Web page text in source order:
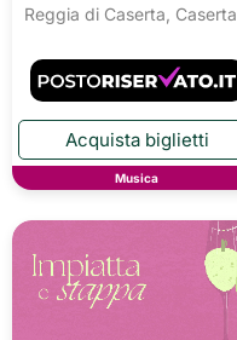
Reggia di Caserta, Caserta
Musica